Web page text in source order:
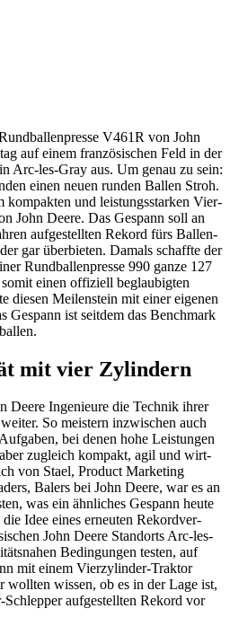
V461R von John
auf einem fran­zö­si­schen Feld in der
Arc-les-Gray aus. Um genau zu sein:
einen neuen runden Ballen Stroh.
kompakten und leis­tungs­starken Vier­
John Deere. Das Gespann soll an
aufge­stellten Rekord fürs Ballen­
gar über­bieten. Damals schaffte der
Rund­bal­len­presse 990 ganze 127
einen offi­ziell beglau­bigten
diesen Meilen­stein mit einer eigenen
Gespann ist seitdem das Bench­mark
mit vier Zylin­dern
Deere Inge­nieure die Technik ihrer
So meis­tern inzwi­schen auch
bei denen hohe Leis­tungen
zugleich kompakt, agil und wirt­
von Stael, Product Marke­ting
Balers bei John Deere, war es an
was ein ähnli­ches Gespann heute
Idee eines erneuten Rekord­ver­
John Deere Stand­orts Arc-les-
Bedin­gungen testen, auf
mit einem Vier­zy­linder-Traktor
wissen, ob es in der Lage ist,
aufge­stellten Rekord vor